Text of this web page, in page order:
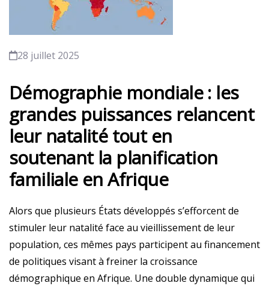
28 juillet 2025
Démographie mondiale : les
grandes puissances relancent
leur natalité tout en
soutenant la planification
familiale en Afrique
Alors que plusieurs États développés s’efforcent de
stimuler leur natalité face au vieillissement de leur
population, ces mêmes pays participent au financement
de politiques visant à freiner la croissance
démographique en Afrique. Une double dynamique qui